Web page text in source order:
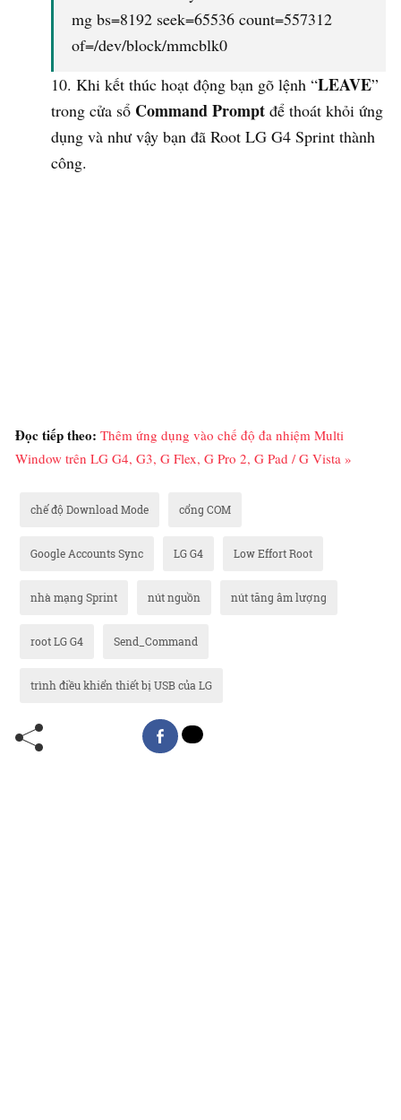
mg bs=8192 seek=65536 count=557312
of=/dev/block/mmcblk0
Khi kết thúc hoạt động bạn gõ lệnh “LEAVE”
trong cửa sổ Command Prompt để thoát khỏi ứng
dụng và như vậy bạn đã Root LG G4 Sprint thành
công.
Đọc tiếp theo: Thêm ứng dụng vào chế độ đa nhiệm Multi
Window trên LG G4, G3, G Flex, G Pro 2, G Pad / G Vista »
chế độ Download Mode cổng COM
Google Accounts Sync LG G4 Low Effort Root
nhà mạng Sprint nút nguồn nút tăng âm lượng
root LG G4 Send_Command
trình điều khiển thiết bị USB của LG